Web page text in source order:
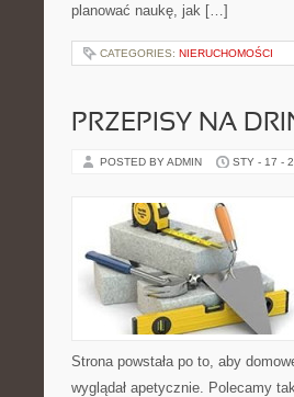
planować naukę, jak […]
CATEGORIES: NIERUCHOMOŚCI
PRZEPISY NA
POSTED BY ADMIN STY - 17 -
Strona powstała po to, aby
wyglądał apetycznie. Polecamy